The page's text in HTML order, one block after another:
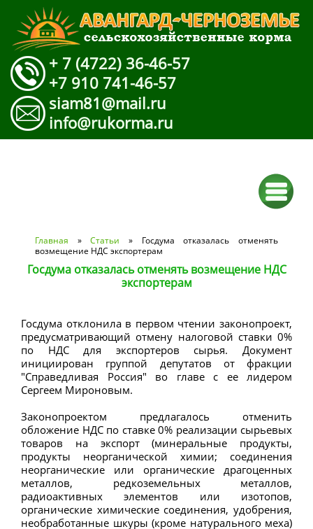
+ 7 (4722) 36-46-57
+7 910 741-46-57
siam81@mail.ru
info@rukorma.ru
Вы здесь
Главная »Статьи » Госдума отказалась отменять
возмещение НДС экспортерам
Госдума отказалась отменять возмещение НДС
экспортерам
Госдума отклонила в первом чтении законопроект,
предусматривающий отмену налоговой ставки 0%
по НДС для экспортеров сырья. Документ
инициирован группой депутатов от фракции
"Справедливая Россия" во главе с ее лидером
Сергеем Мироновым.
Законопроектом предлагалось отменить
обложение НДС по ставке 0% реализации сырьевых
товаров на экспорт (минеральные продукты,
продукты неорганической химии; соединения
неорганические или органические драгоценных
металлов, редкоземельных металлов,
радиоактивных элементов или изотопов,
органические химические соединения, удобрения,
необработанные шкуры (кроме натурального меха)